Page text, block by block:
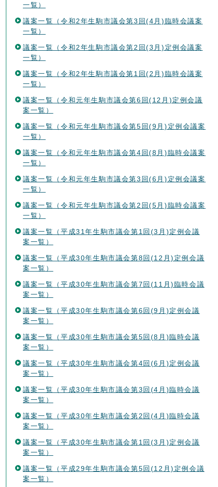
一覧）
議案一覧（令和2年生駒市議会第3回(4月)臨時会議案
一覧）
議案一覧（令和2年生駒市議会第2回(3月)定例会議案
一覧）
議案一覧（令和2年生駒市議会第1回(2月)臨時会議案
一覧）
議案一覧（令和元年生駒市議会第6回(12月)定例会議
案一覧）
議案一覧（令和元年生駒市議会第5回(9月)定例会議案
一覧）
議案一覧（令和元年生駒市議会第4回(8月)臨時会議案
一覧）
議案一覧（令和元年生駒市議会第3回(6月)定例会議案
一覧）
議案一覧（令和元年生駒市議会第2回(5月)臨時会議案
一覧）
議案一覧（平成31年生駒市議会第1回(3月)定例会議
案一覧）
議案一覧（平成30年生駒市議会第8回(12月)定例会議
案一覧）
議案一覧（平成30年生駒市議会第7回(11月)臨時会議
案一覧）
議案一覧（平成30年生駒市議会第6回(9月)定例会議
案一覧）
議案一覧（平成30年生駒市議会第5回(8月)臨時会議
案一覧）
議案一覧（平成30年生駒市議会第4回(6月)定例会議
案一覧）
議案一覧（平成30年生駒市議会第3回(4月)臨時会議
案一覧）
議案一覧（平成30年生駒市議会第2回(4月)臨時会議
案一覧）
議案一覧（平成30年生駒市議会第1回(3月)定例会議
案一覧）
議案一覧（平成29年生駒市議会第5回(12月)定例会議
案一覧）